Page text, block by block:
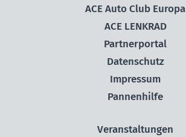
ACE Auto Club Europa
ACE LENKRAD
Partnerportal
Datenschutz
Impressum
Pannenhilfe
Veranstaltungen